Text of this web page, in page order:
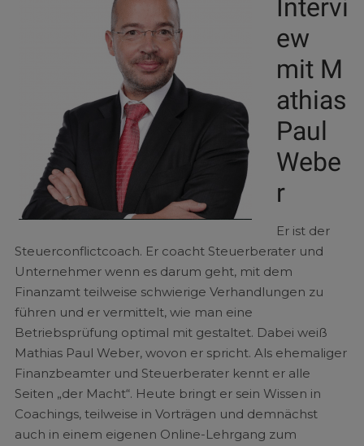
Intervi
ew
mit M
athias
Paul
Webe
r
Er ist der
Steuerconflictcoach. Er coacht Steuerberater und
Unternehmer wenn es darum geht, mit dem
Finanzamt teilweise schwierige Verhandlungen zu
führen und er vermittelt, wie man eine
Betriebsprüfung optimal mit gestaltet. Dabei weiß
Mathias Paul Weber, wovon er spricht. Als ehemaliger
Finanzbeamter und Steuerberater kennt er alle
Seiten „der Macht“. Heute bringt er sein Wissen in
Coachings, teilweise in Vorträgen und demnächst
auch in einem eigenen Online-Lehrgang zum